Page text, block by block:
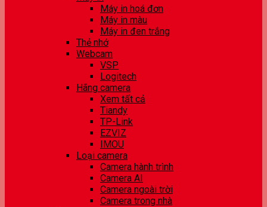
Máy in hoá đơn
Máy in màu
Máy in đen trắng
Thẻ nhớ
Webcam
VSP
Logitech
Hãng camera
Xem tất cả
Tiandy
TP-Link
EZVIZ
IMOU
Loại camera
Camera hành trình
Camera AI
Camera ngoài trời
Camera trong nhà